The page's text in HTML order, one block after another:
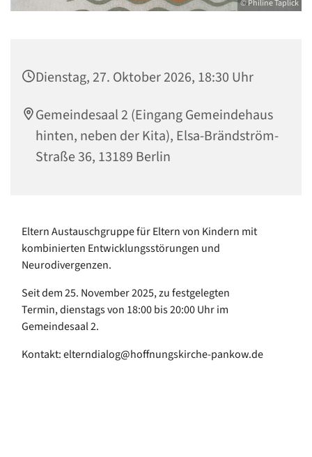
© Philine Taplick
Dienstag, 27. Oktober 2026, 18:30 Uhr
Gemeindesaal 2 (Eingang Gemeindehaus
hinten, neben der Kita), Elsa-Brändström-
Straße 36, 13189 Berlin
Eltern Austauschgruppe für Eltern von Kindern mit
kombinierten Entwicklungsstörungen und
Neurodivergenzen.
Seit dem 25. November 2025, zu festgelegten
Termin, dienstags von 18:00 bis 20:00 Uhr im
Gemeindesaal 2.
Kontakt: elterndialog@hoffnungskirche-pankow.de